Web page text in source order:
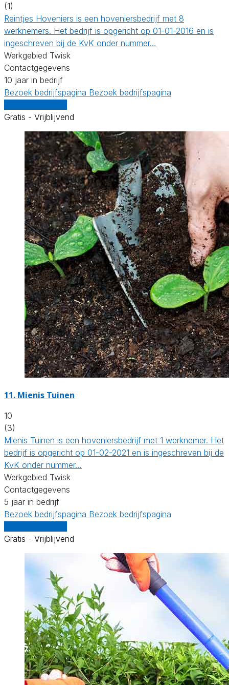
(1)
Reintjes Hoveniers is een hoveniersbedrijf met 8
werknemers. Het bedrijf is opgericht op 01-01-2016 en is
ingeschreven bij de KvK onder nummer…
Werkgebied Twisk
Contactgegevens
10 jaar in bedrijf
Bezoek bedrijfspagina Bezoek bedrijfspagina
Gratis - Vrijblijvend
11. Mienis Tuinen
10
(3)
Mienis Tuinen is een hoveniersbedrijf met 1 werknemer. Het
bedrijf is opgericht op 01-02-2021 en is ingeschreven bij de
KvK onder nummer…
Werkgebied Twisk
Contactgegevens
5 jaar in bedrijf
Bezoek bedrijfspagina Bezoek bedrijfspagina
Gratis - Vrijblijvend